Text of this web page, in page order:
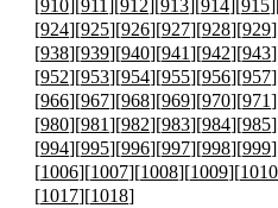
[910][911][912][913][914][915
[924][925][926][927][928][929
[938][939][940][941][942][943
[952][953][954][955][956][957
[966][967][968][969][970][971
[980][981][982][983][984][985
[994][995][996][997][998][999
[1006][1007][1008][1009][1010
[1017][1018]